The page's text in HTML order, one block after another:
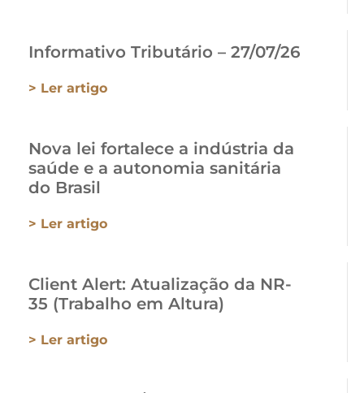
Informativo Tributário – 27/07/26
> Ler artigo
Nova lei fortalece a indústria da
saúde e a autonomia sanitária
do Brasil
> Ler artigo
Client Alert: Atualização da NR-
35 (Trabalho em Altura)
> Ler artigo